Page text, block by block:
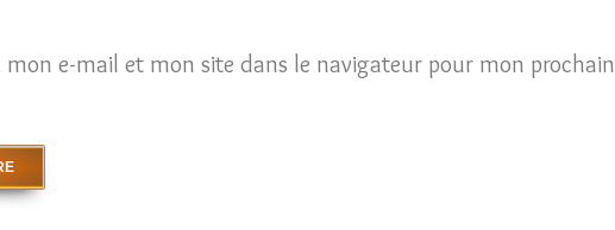
e-mail et mon site dans le navigateur pour mon prochain